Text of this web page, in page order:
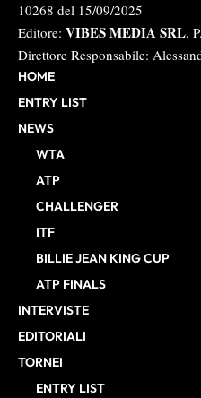
10268 del 15/09/2025
Editore: VIBES MEDIA SRL,
Direttore Responsabile:
HOME
ENTRY LIST
NEWS
WTA
ATP
CHALLENGER
ITF
BILLIE JEAN KING CUP
ATP FINALS
INTERVISTE
EDITORIALI
TORNEI
ENTRY LIST